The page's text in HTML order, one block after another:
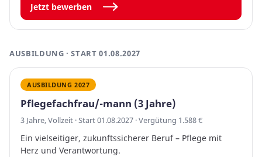
Jetzt bewerben
AUSBILDUNG · START 01.08.2027
AUSBILDUNG 2027
Pflegefachfrau/-mann (3 Jahre)
3 Jahre, Vollzeit · Start 01.08.2027 · Vergütung 1.588 €
Ein vielseitiger, zukunftssicherer Beruf – Pflege mit
Herz und Verantwortung.